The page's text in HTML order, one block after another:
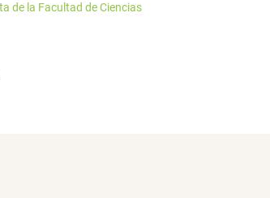
de la Facultad de Ciencias